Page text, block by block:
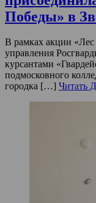
Победы» в
В рамках акции
управления
курсантами
подмосковного
городка […] Читать